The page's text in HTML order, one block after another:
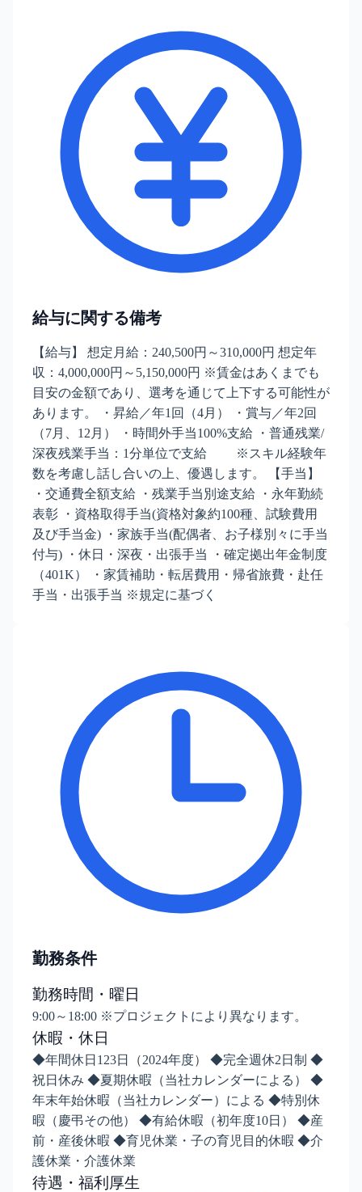
給与に関する備考
【給与】 想定月給：240,500円～310,000円 想定年
収：4,000,000円～5,150,000円 ※賃金はあくまでも
目安の金額であり、選考を通じて上下する可能性が
あります。 ・昇給／年1回（4月） ・賞与／年2回
（7月、12月） ・時間外手当100%支給 ・普通残業/
深夜残業手当：1分単位で支給 ※スキル経験年
数を考慮し話し合いの上、優遇します。 【手当】
・交通費全額支給 ・残業手当別途支給 ・永年勤続
表彰 ・資格取得手当(資格対象約100種、試験費用
及び手当金) ・家族手当(配偶者、お子様別々に手当
付与) ・休日・深夜・出張手当 ・確定拠出年金制度
（401K） ・家賃補助・転居費用・帰省旅費・赴任
手当・出張手当 ※規定に基づく
勤務条件
勤務時間・曜日
9:00～18:00 ※プロジェクトにより異なります。
休暇・休日
◆年間休日123日（2024年度） ◆完全週休2日制 ◆
祝日休み ◆夏期休暇（当社カレンダーによる） ◆
年末年始休暇（当社カレンダー）による ◆特別休
暇（慶弔その他） ◆有給休暇（初年度10日） ◆産
前・産後休暇 ◆育児休業・子の育児目的休暇 ◆介
護休業・介護休業
待遇・福利厚生